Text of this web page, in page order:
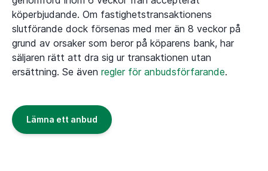
köperbjudande. Om fastighetstransaktionens
slutförande dock försenas med mer än 8 veckor på
grund av orsaker som beror på köparens bank, har
säljaren rätt att dra sig ur transaktionen utan
ersättning. Se även regler för anbudsförfarande.
Lämna ett anbud